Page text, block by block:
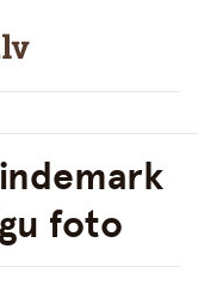
foto